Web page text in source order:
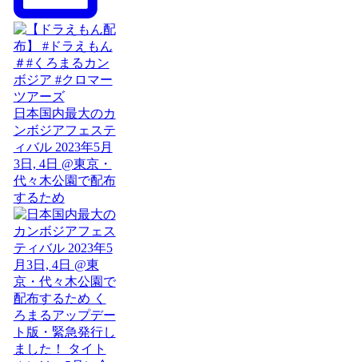
日本国内最大のカ
ンボジアフェステ
ィバル 2023年5月
3日, 4日 @東京・
代々木公園で配布
するため